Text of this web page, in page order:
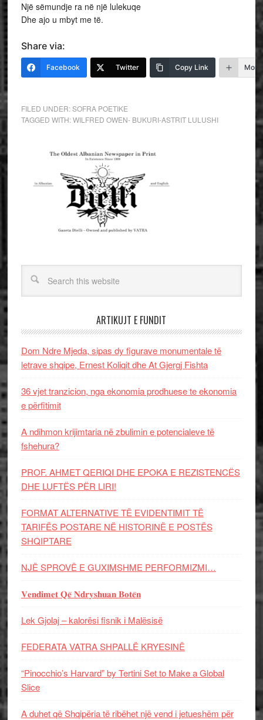
Një sëmundje ra në një lulekuqe
Dhe ajo u mbyt me të.
Share via:
Facebook Twitter Copy Link More
FILED UNDER:SOFRA POETIKE
TAGGED WITH:WILFRED OWEN- BUKURI-ASTRIT LULUSHI
ARTIKUJT E FUNDIT
Dom Ndre Mjeda, sipas dy figurave monumentale të
letrave shqipe, Ernest Koliqit dhe At Gjergj Fishta
36 vjet tranzicion, nga ekonomia prodhuese te ekonomia
e përfitimit
A ndihmon krijimtaria në zbulimin e potencialeve të
fshehura?
PROF. AHMET QERIQI DHE EPOKA E REZISTENCЁS
DHE LUFTЁS PЁR LIRI!
FORMAT ALTERNATIVE TË EVIDENTIMIT TË
TARIFËS POSTARE NË HISTORINË E POSTËS
SHQIPTARE
NJË SPROVË E GUXIMSHME PERFORMIZMI…
𝐕𝐞𝐧𝐝𝐢𝐦𝐞𝐭 𝐐𝐞̈ 𝐍𝐝𝐫𝐲𝐬𝐡𝐮𝐚𝐧 𝐁𝐨𝐭𝐞̈𝐧
Lek Gjolaj – kalorësi fisnik i Malësisë
FEDERATA VATRA SHPALLË KRYESINË
“Pinocchio’s Harvard” by Tertini Set to Make a Global
Slice
A duhet që Shqipëria të ribëhet një vend i jetueshëm për